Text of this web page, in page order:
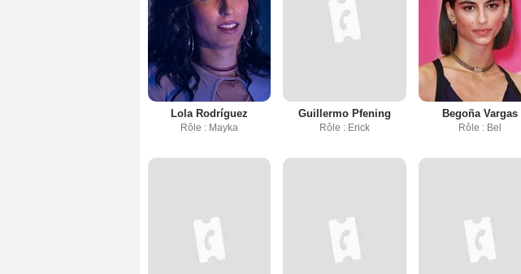
Lola Rodríguez
Rôle : Mayka
Guillermo Pfening
Rôle : Erick
Begoña Vargas
Rôle : Bel